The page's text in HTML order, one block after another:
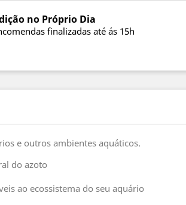
no Próprio Dia
finalizadas até ás 15h
e outros ambientes aquáticos.
do azoto
ao ecossistema do seu aquário